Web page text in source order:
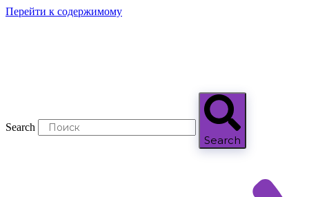
Перейти к содержимому
Search
Search